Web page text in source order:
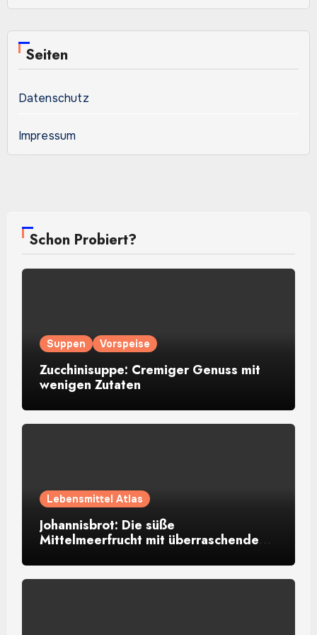
Seiten
Datenschutz
Impressum
Schon Probiert?
Suppen Vorspeise
Zucchinisuppe: Cremiger Genuss mit
wenigen Zutaten
Lebensmittel Atlas
Johannisbrot: Die süße
Mittelmeerfrucht mit überraschendem